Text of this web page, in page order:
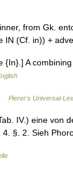
from Gk.
IN (Cf. in)) +
A
Pierer's Universal-
IV.) eine von
4. §. 2. Sieh